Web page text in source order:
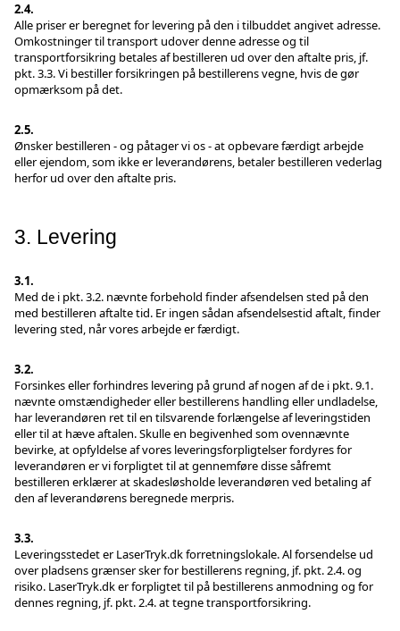
2.4.
Alle priser er beregnet for levering på den i tilbuddet angivet adresse.
Omkostninger til transport udover denne adresse og til
transportforsikring betales af bestilleren ud over den aftalte pris, jf.
pkt. 3.3. Vi bestiller forsikringen på bestillerens vegne, hvis de gør
opmærksom på det.
2.5.
Ønsker bestilleren - og påtager vi os - at opbevare færdigt arbejde
eller ejendom, som ikke er leverandørens, betaler bestilleren vederlag
herfor ud over den aftalte pris.
3. Levering
3.1.
Med de i pkt. 3.2. nævnte forbehold finder afsendelsen sted på den
med bestilleren aftalte tid. Er ingen sådan afsendelsestid aftalt, finder
levering sted, når vores arbejde er færdigt.
3.2.
Forsinkes eller forhindres levering på grund af nogen af de i pkt. 9.1.
nævnte omstændigheder eller bestillerens handling eller undladelse,
har leverandøren ret til en tilsvarende forlængelse af leveringstiden
eller til at hæve aftalen. Skulle en begivenhed som ovennævnte
bevirke, at opfyldelse af vores leveringsforpligtelser fordyres for
leverandøren er vi forpligtet til at gennemføre disse såfremt
bestilleren erklærer at skadesløsholde leverandøren ved betaling af
den af leverandørens beregnede merpris.
3.3.
Leveringsstedet er LaserTryk.dk forretningslokale. Al forsendelse ud
over pladsens grænser sker for bestillerens regning, jf. pkt. 2.4. og
risiko. LaserTryk.dk er forpligtet til på bestillerens anmodning og for
dennes regning, jf. pkt. 2.4. at tegne transportforsikring.